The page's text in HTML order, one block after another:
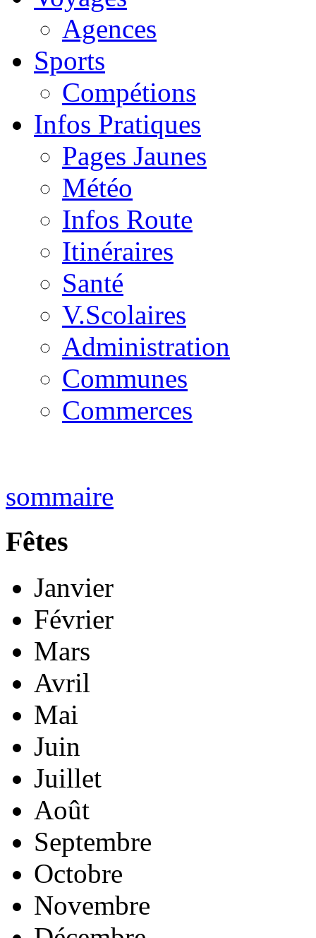
Agences
Sports
Compétions
Infos Pratiques
Pages Jaunes
Météo
Infos Route
Itinéraires
Santé
V.Scolaires
Administration
Communes
Commerces
sommaire
Fêtes
Janvier
Février
Mars
Avril
Mai
Juin
Juillet
Août
Septembre
Octobre
Novembre